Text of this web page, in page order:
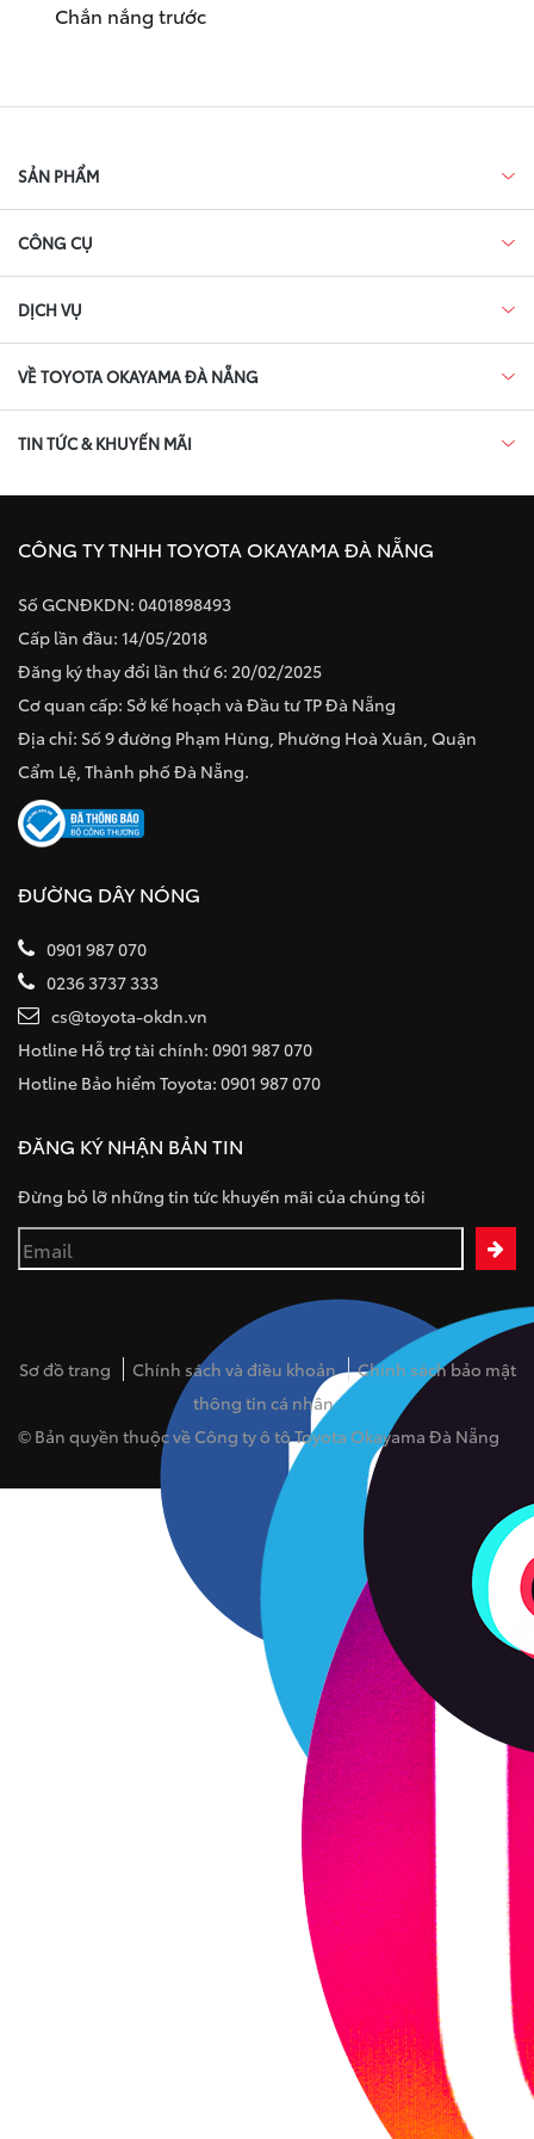
Chắn nắng trước
SẢN PHẨM
CÔNG CỤ
DỊCH VỤ
VỀ TOYOTA OKAYAMA ĐÀ NẴNG
TIN TỨC & KHUYẾN MÃI
CÔNG TY TNHH TOYOTA OKAYAMA ĐÀ NẴNG
Số GCNĐKDN: 0401898493
Cấp lần đầu: 14/05/2018
Đăng ký thay đổi lần thứ 6: 20/02/2025
Cơ quan cấp: Sở kế hoạch và Đầu tư TP Đà Nẵng
Địa chỉ: Số 9 đường Phạm Hùng, Phường Hoà Xuân, Quận
Cẩm Lệ, Thành phố Đà Nẵng.
ĐƯỜNG DÂY NÓNG
0901 987 070
0236 3737 333
cs@toyota-okdn.vn
Hotline Hỗ trợ tài chính: 0901 987 070
Hotline Bảo hiểm Toyota: 0901 987 070
ĐĂNG KÝ NHẬN BẢN TIN
Đừng bỏ lỡ những tin tức khuyến mãi của chúng tôi
Sơ đồ trang Chính sách và điều khoản
Chính sách bảo mật
thông tin cá nhân
© Bản quyền thuộc về Công ty ô tô Toyota Okayama Đà Nẵng